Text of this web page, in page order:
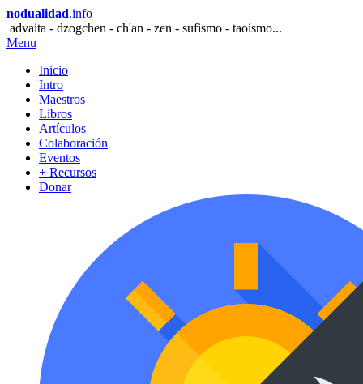
nodualidad.info
advaita - dzogchen - ch'an - zen - sufismo - taoísmo...
Menu
Inicio
Intro
Maestros
Libros
Artículos
Colaboración
Eventos
+ Recursos
Donar